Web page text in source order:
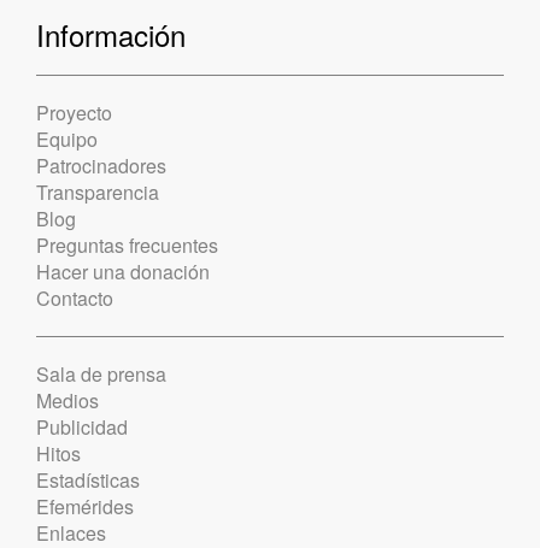
Información
Proyecto
Equipo
Patrocinadores
Transparencia
Blog
Preguntas frecuentes
Hacer una donación
Contacto
Sala de prensa
Medios
Publicidad
Hitos
Estadísticas
Efemérides
Enlaces